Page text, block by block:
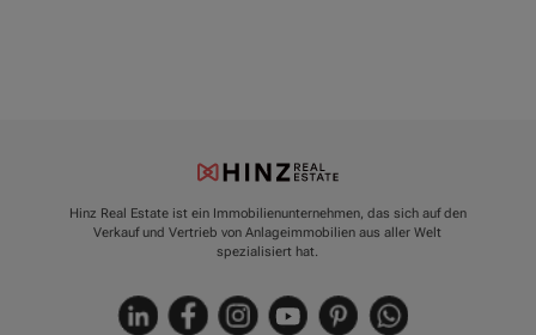
Hinz Real Estate ist ein Immobilienunternehmen, das sich auf den
Verkauf und Vertrieb von Anlageimmobilien aus aller Welt
spezialisiert hat.